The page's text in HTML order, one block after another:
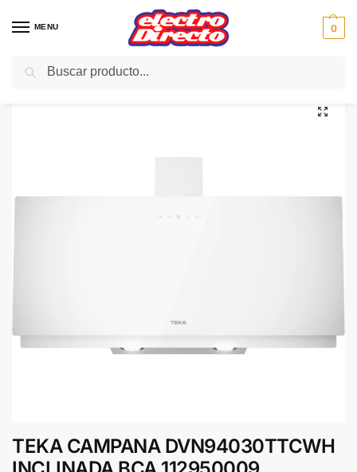
MENU 0
Inicio Gama blanca Campanas
TEKA CAMPANA DVN94030TTCWH